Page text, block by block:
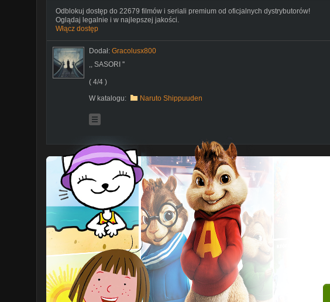
Odblokuj dostęp do 22679 filmów i seriali premium od oficjalnych dystrybutorów!
Oglądaj legalnie i w najlepszej jakości.
Włącz dostęp
Dodał: Gracolusx800
,, SASORI ''
( 4/4 )
W katalogu:
Naruto Shippuuden